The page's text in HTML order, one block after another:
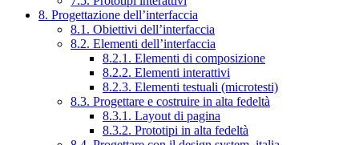
8. Progettazione dell’interfaccia
8.1. Obiettivi dell’interfaccia
8.2. Elementi dell’interfaccia
8.2.1. Elementi di composizione
8.2.2. Elementi interattivi
8.2.3. Elementi testuali (microtesti)
8.3. Progettare e costruire in alta fedeltà
8.3.1. Layout di pagina
8.3.2. Prototipi in alta fedeltà